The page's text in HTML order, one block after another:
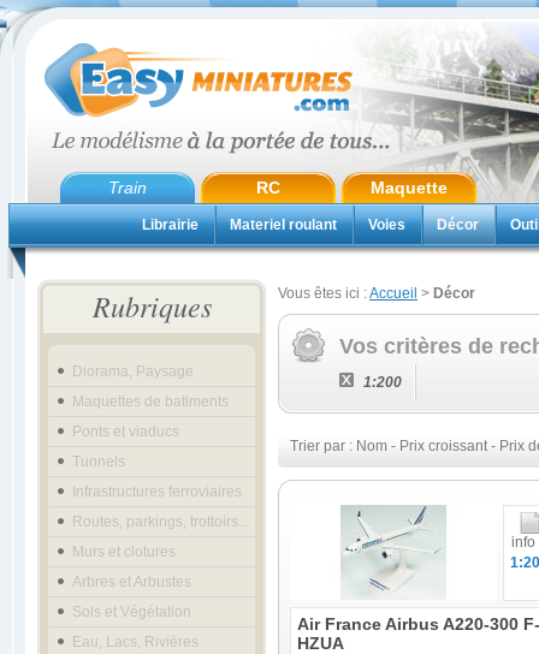
Train RC Maquette
Librairie Materiel roulant Voies Décor
Rubriques
Diorama, Paysage
Maquettes de batiments
Ponts et viaducs
Tunnels
Infrastructures ferroviaires
Routes, parkings, trottoirs...
Murs et clotures
Arbres et Arbustes
Sols et Végétation
Eau, Lacs, Rivières
Vous êtes ici :Accueil > Décor
Vos critères de
1:200
Trier par : Nom - Prix croissant- Prix
info
Air France Airbus A220-300 F-
HZUA